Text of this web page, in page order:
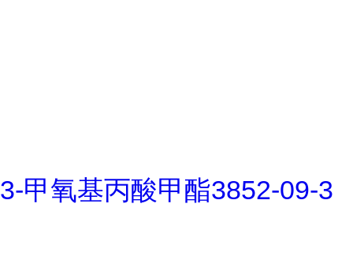
3-甲氧基丙酸甲酯3852-09-3